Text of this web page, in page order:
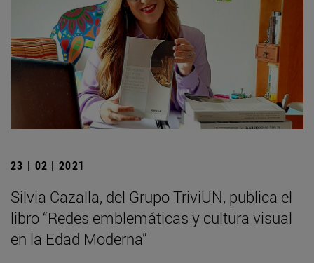
23 | 02 | 2021
Silvia Cazalla, del Grupo TriviUN, publica el
libro “Redes emblemáticas y cultura visual
en la Edad Moderna”